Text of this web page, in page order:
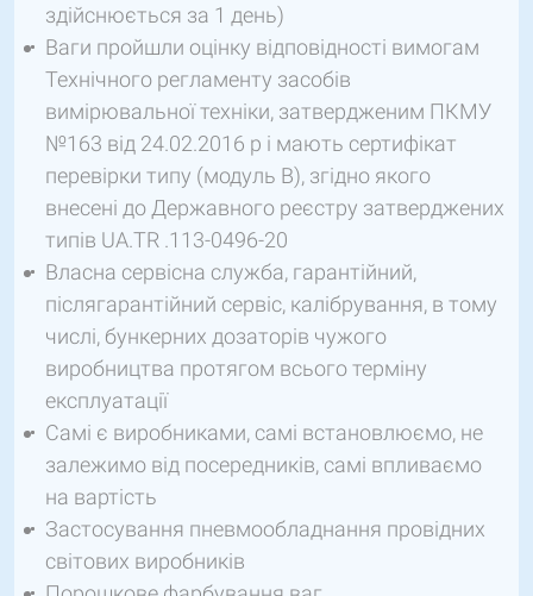
здійснюється за 1 день)
Ваги пройшли оцінку відповідності вимогам
Технічного регламенту засобів
вимірювальної техніки, затвердженим ПКМУ
№163 від 24.02.2016 р і мають сертифікат
перевірки типу (модуль В), згідно якого
внесені до Державного реєстру затверджених
типів UA.TR .113-0496-20
Власна сервісна служба, гарантійний,
післягарантійний сервіс, калібрування, в тому
числі, бункерних дозаторів чужого
виробництва протягом всього терміну
експлуатації
Самі є виробниками, самі встановлюємо, не
залежимо від посередників, самі впливаємо
на вартість
Застосування пневмообладнання провідних
світових виробників